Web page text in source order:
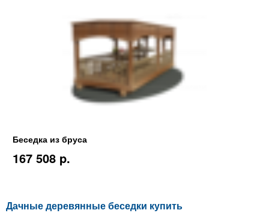
Беседка из бруса
167 508 p.
Дачные деревянные беседки купить